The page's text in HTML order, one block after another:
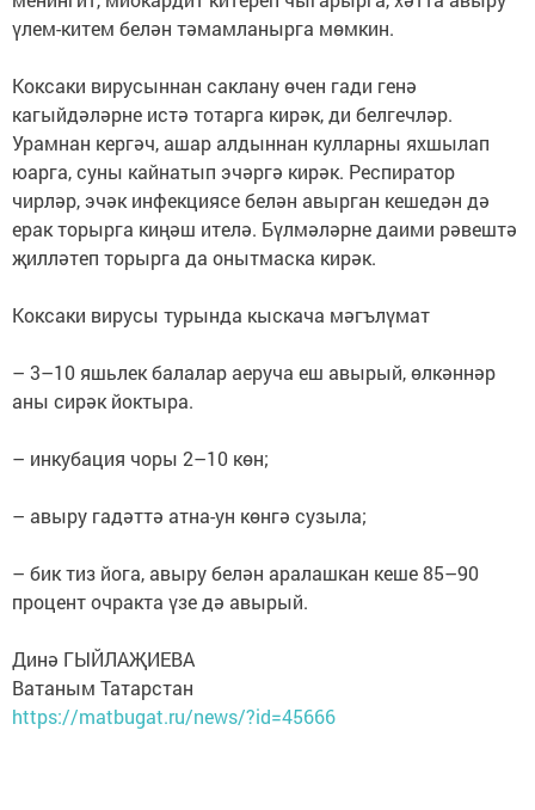
үлем-китем белән тәмамланырга мөмкин.
Коксаки вирусыннан саклану өчен гади генә
кагыйдәләрне истә тотарга кирәк, ди белгечләр.
Урамнан кергәч, ашар алдыннан кулларны яхшылап
юарга, суны кайнатып эчәргә кирәк. Респиратор
чирләр, эчәк инфекциясе белән авырган кешедән дә
ерак торырга киңәш ителә. Бүлмәләрне даими рәвештә
җилләтеп торырга да онытмаска кирәк.
Коксаки вирусы турында кыскача мәгълүмат
– 3–10 яшьлек балалар аеруча еш авырый, өлкәннәр
аны сирәк йоктыра.
– инкубация чоры 2–10 көн;
– авыру гадәттә атна-ун көнгә сузыла;
– бик тиз йога, авыру белән аралашкан кеше 85–90
процент очракта үзе дә авырый.
Динә ГЫЙЛАҖИЕВА
Ватаным Татарстан
https://matbugat.ru/news/?id=45666